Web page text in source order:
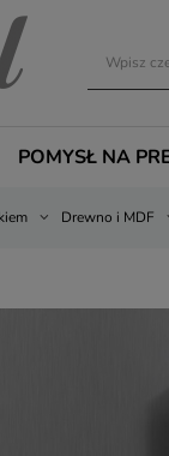
POMYSŁ NA
Drewno i MDF